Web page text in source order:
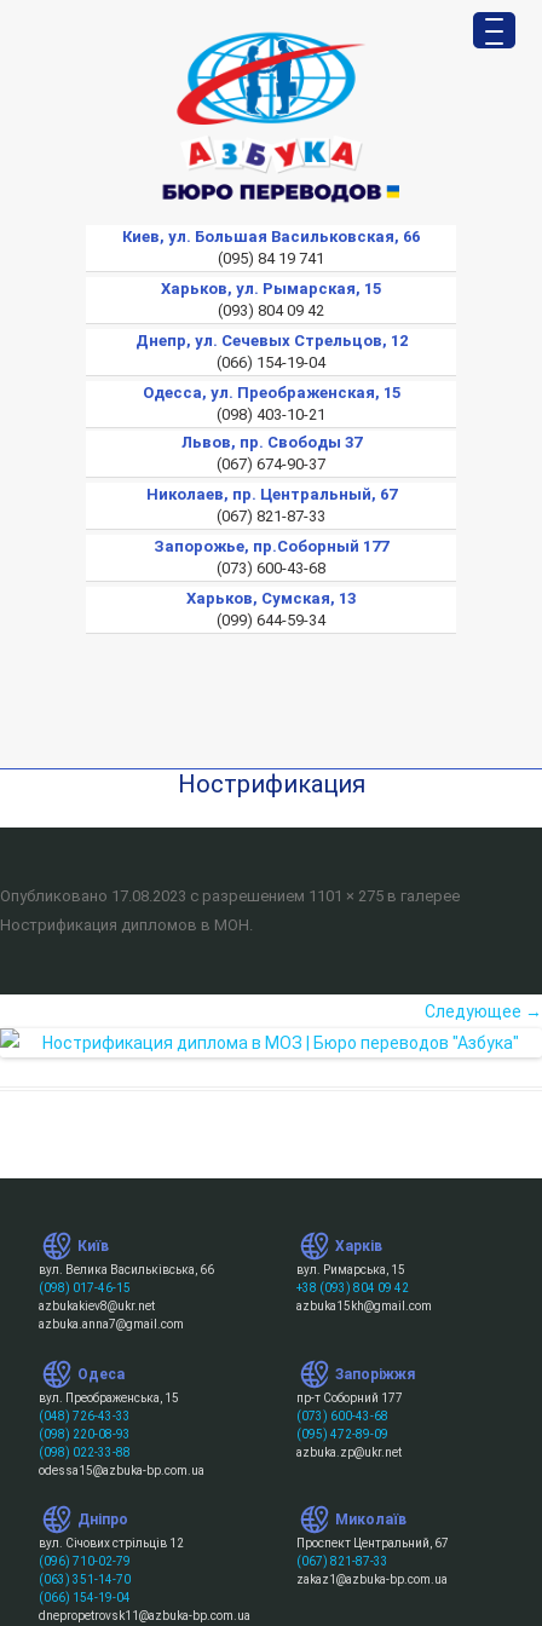
Киев, ул. Большая Васильковская, 66
(095) 84 19 741
Харьков, ул. Рымарская, 15
(093) 804 09 42
Днепр, ул. Сечевых Стрельцов, 12
(066) 154-19-04
Одесса, ул. Преображенская, 15
(098) 403-10-21
Львов, пр. Свободы 37
(067) 674-90-37
Николаев, пр. Центральный, 67
(067) 821-87-33
Запорожье, пр.Соборный 177
(073) 600-43-68
Харьков, Сумская, 13
(099) 644-59-34
Нострификация
Опубликовано 17.08.2023 с разрешением 1101 × 275 в галерее
Нострификация дипломов в МОН
Следующее →
Київ
вул. Велика Васильківська, 66
(098) 017-46-15
azbukakiev8@ukr.net
azbuka.anna7@gmail.com
Харків
вул. Римарська, 15
+38 (093) 804 09 42
azbuka15kh@gmail.com
Одеса
вул. Преображенська, 15
(048) 726-43-33
(098) 220-08-93
(098) 022-33-88
odessa15@azbuka-bp.com.ua
Запоріжжя
пр-т Соборний 177
(073) 600-43-68
(095) 472-89-09
azbuka.zp@ukr.net
Дніпро
вул. Січових стрільців 12
(096) 710-02-79
(063) 351-14-70
(066) 154-19-04
dnepropetrovsk11@azbuka-bp.com.ua
Миколаїв
Проспект Центральний, 67
(067) 821-87-33
zakaz1@azbuka-bp.com.ua